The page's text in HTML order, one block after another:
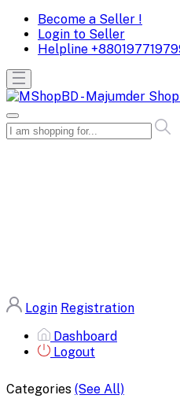
Become a Seller !
Login to Seller
Helpline
Login Registration
Dashboard
Logout
Categories (See All)